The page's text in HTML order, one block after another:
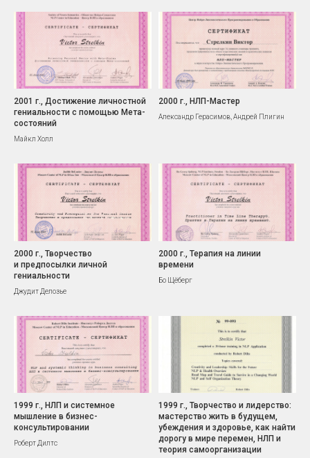
2001 г., Достижение личностной
гениальности с помощью Мета-
состояний
Майкл Холл
2000 г., НЛП-Мастер
Александр Герасимов, Андрей Плигин
2000 г., Творчество
и предпосылки личной
гениальности
Джудит Делозье
2000 г., Терапия на линии
времени
Бо Щёберг
1999 г., НЛП и системное
мышление в бизнес-
консультировании
Роберт Дилтс
1999 г., Творчество и лидерство:
мастерство жить в будущем,
убеждения и здоровье, как найти
дорогу в мире перемен, НЛП и
теория самоорганизации